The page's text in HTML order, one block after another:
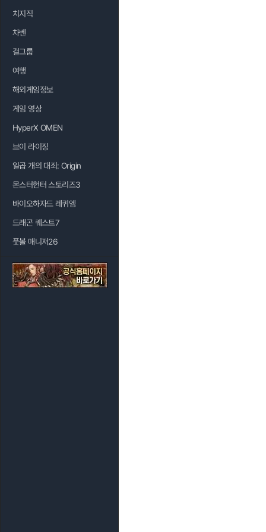
치지직
차벤
걸그룹
여행
해외게임정보
게임 영상
HyperX OMEN
브이 라이징
일곱 개의 대죄: Origin
몬스터헌터 스토리즈3
바이오하자드 레퀴엠
드래곤 퀘스트7
풋볼 매니저26